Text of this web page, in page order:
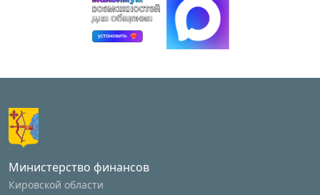
Министерство финансов
Кировской области